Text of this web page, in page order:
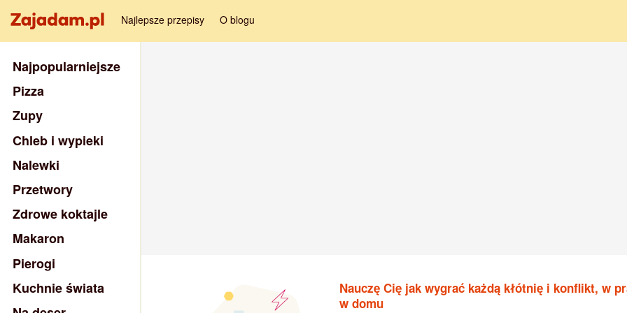
Najlepsze przepisy O blogu
Nauczę Cię jak wygrać każdą kłótnię i konflikt, w
w domu
Najpopularniejsze
Pizza
Zupy
Chleb i wypieki
Nalewki
Przetwory
Zdrowe koktajle
Makaron
Pierogi
Kuchnie świata